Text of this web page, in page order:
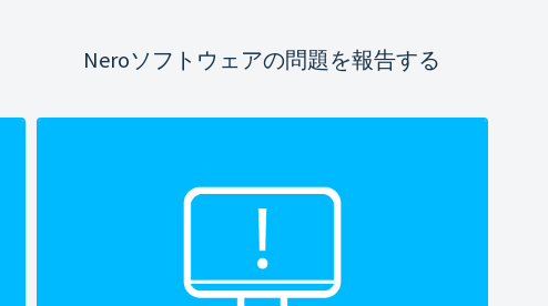
Neroソフトウェアの問題を報告する